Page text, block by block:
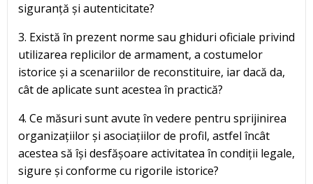
siguranță și autenticitate?
3. Există în prezent norme sau ghiduri oficiale privind
utilizarea replicilor de armament, a costumelor
istorice și a scenariilor de reconstituire, iar dacă da,
cât de aplicate sunt acestea în practică?
4. Ce măsuri sunt avute în vedere pentru sprijinirea
organizațiilor și asociațiilor de profil, astfel încât
acestea să își desfășoare activitatea în condiții legale,
sigure și conforme cu rigorile istorice?